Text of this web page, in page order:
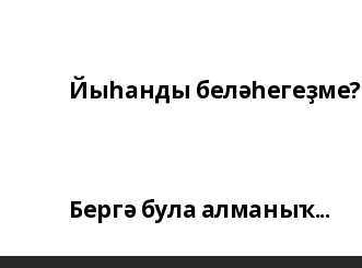
Йыһанды беләһегеҙме?
Бергә була алманыҡ...